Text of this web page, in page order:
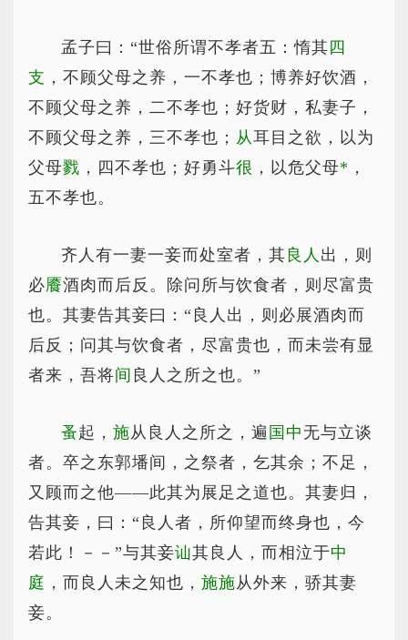
孟子曰：“世俗所谓不孝者五：惰其 四
支 ，不顾父母之养，一不孝也；博养好饮酒，
不顾父母之养，二不孝也；好货财，私妻子，
不顾父母之养，三不孝也； 从耳目之欲，以为
父母戮 ，四不孝也；好勇斗很 ，以危父母* ，
五不孝也。
齐人有一妻一妾而处室者，其 良人 出，则
必餍酒肉而后反。除问所与饮食者，则尽富贵
也。其妻告其妾曰：“良人出，则必展酒肉而
后反；问其与饮食者，尽富贵也，而未尝有显
者来，吾将间 良人之所之也。”
蚤起， 施从良人之所之，遍 国中 无与立谈
者。卒之东郭墦间，之祭者，乞其余；不足，
又顾而之他——此其为展足之道也。其妻归，
告其妾，曰：“良人者，所仰望而终身也，今
若此！－－”与其妾讪其良人，而相泣于中
庭 ，而良人未之知也， 施施从外来，骄其妻
妾。